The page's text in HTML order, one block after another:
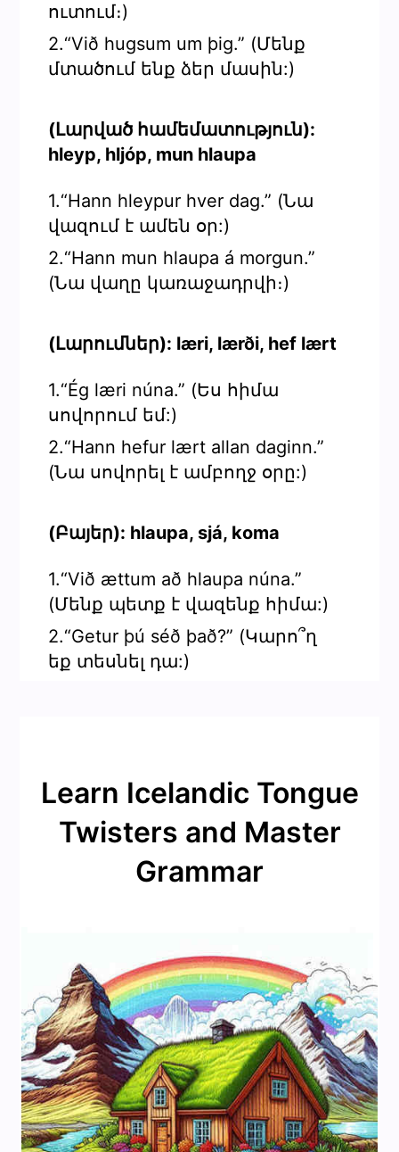
ուտում։)
2.“Við hugsum um þig.” (Մենք
մտածում ենք ձեր մասին:)
(Լարված համեմատություն):
hleyp, hljóp, mun hlaupa
1.“Hann hleypur hver dag.” (Նա
վազում է ամեն օր:)
2.“Hann mun hlaupa á morgun.”
(Նա վաղը կառաջադրվի։)
(Լարումներ): læri, lærði, hef lært
1.“Ég læri núna.” (Ես հիմա
սովորում եմ:)
2.“Hann hefur lært allan daginn.”
(Նա սովորել է ամբողջ օրը:)
(Բայեր): hlaupa, sjá, koma
1.“Við ættum að hlaupa núna.”
(Մենք պետք է վազենք հիմա:)
2.“Getur þú séð það?” (Կարո՞ղ
եք տեսնել դա:)
Learn Icelandic Tongue
Twisters and Master
Grammar